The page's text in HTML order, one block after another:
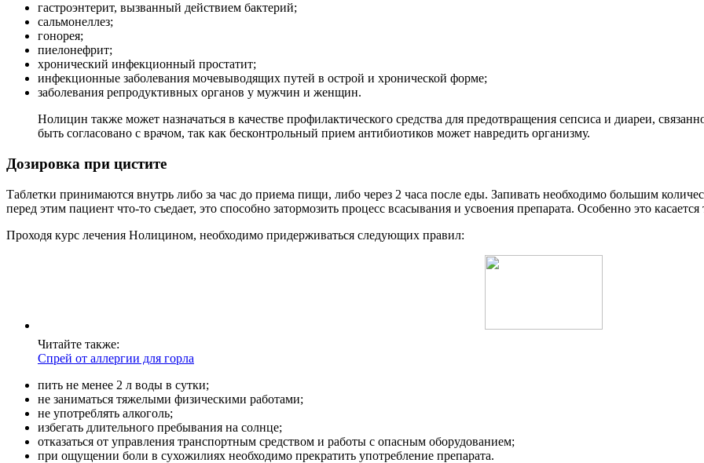
гастроэнтерит, вызванный действием бактерий;
сальмонеллез;
гонорея;
пиелонефрит;
хронический инфекционный простатит;
инфекционные заболевания мочевыводящих путей в острой и хронической форме;
заболевания репродуктивных органов у мужчин и женщин.
Нолицин также может назначаться в качестве профилактического средства для предотвращения сепсиса и диареи,
быть согласовано с врачом, так как бесконтрольный прием антибиотиков может навредить организму.
Дозировка при цистите
Таблетки принимаются внутрь либо за час до приема пищи, либо через 2 часа после еды. Запивать необходимо большим
перед этим пациент что-то съедает, это способно затормозить процесс всасывания и усвоения препарата. Особенно это
Проходя курс лечения Нолицином, необходимо придерживаться следующих правил:
Читайте также:
Спрей от аллергии для горла
пить не менее 2 л воды в сутки;
не заниматься тяжелыми физическими работами;
не употреблять алкоголь;
избегать длительного пребывания на солнце;
отказаться от управления транспортным средством и работы с опасным оборудованием;
при ощущении боли в сухожилиях необходимо прекратить употребление препарата.